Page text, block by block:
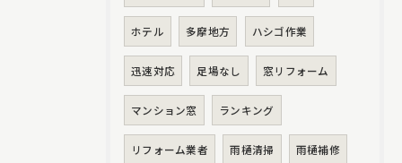
ホテル 多摩地方 ハシゴ作業
迅速対応 足場なし 窓リフォーム
マンション窓 ランキング
リフォーム業者 雨樋清掃 雨樋補修